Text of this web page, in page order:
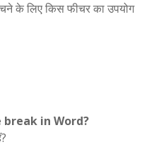
के लिए किस फीचर का उपयोग
in Word?